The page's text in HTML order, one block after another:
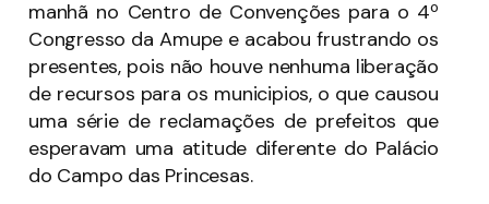
manhã no Centro de Convenções para o 4º
Congresso da Amupe e acabou frustrando os
presentes, pois não houve nenhuma liberação
de recursos para os municipios, o que causou
uma série de reclamações de prefeitos que
esperavam uma atitude diferente do Palácio
do Campo das Princesas.